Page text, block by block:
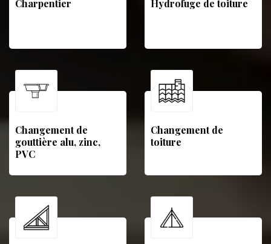
Charpentier Hydrofuge de toiture
Changement de
gouttière alu, zinc,
PVC
Changement de
toiture